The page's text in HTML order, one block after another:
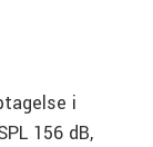
i
156 dB,